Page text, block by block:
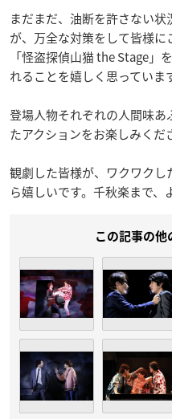
まだまだ、油断を許さない状
が、万全な対策をして皆様に
「怪盗探偵山猫 the Stage」
れることを嬉しく思っていま
登場人物それぞれの人間味
たアクションをお楽しみくだ
観劇した皆様が、ワクワク
ら嬉しいです。千秋楽まで、
この記事の他